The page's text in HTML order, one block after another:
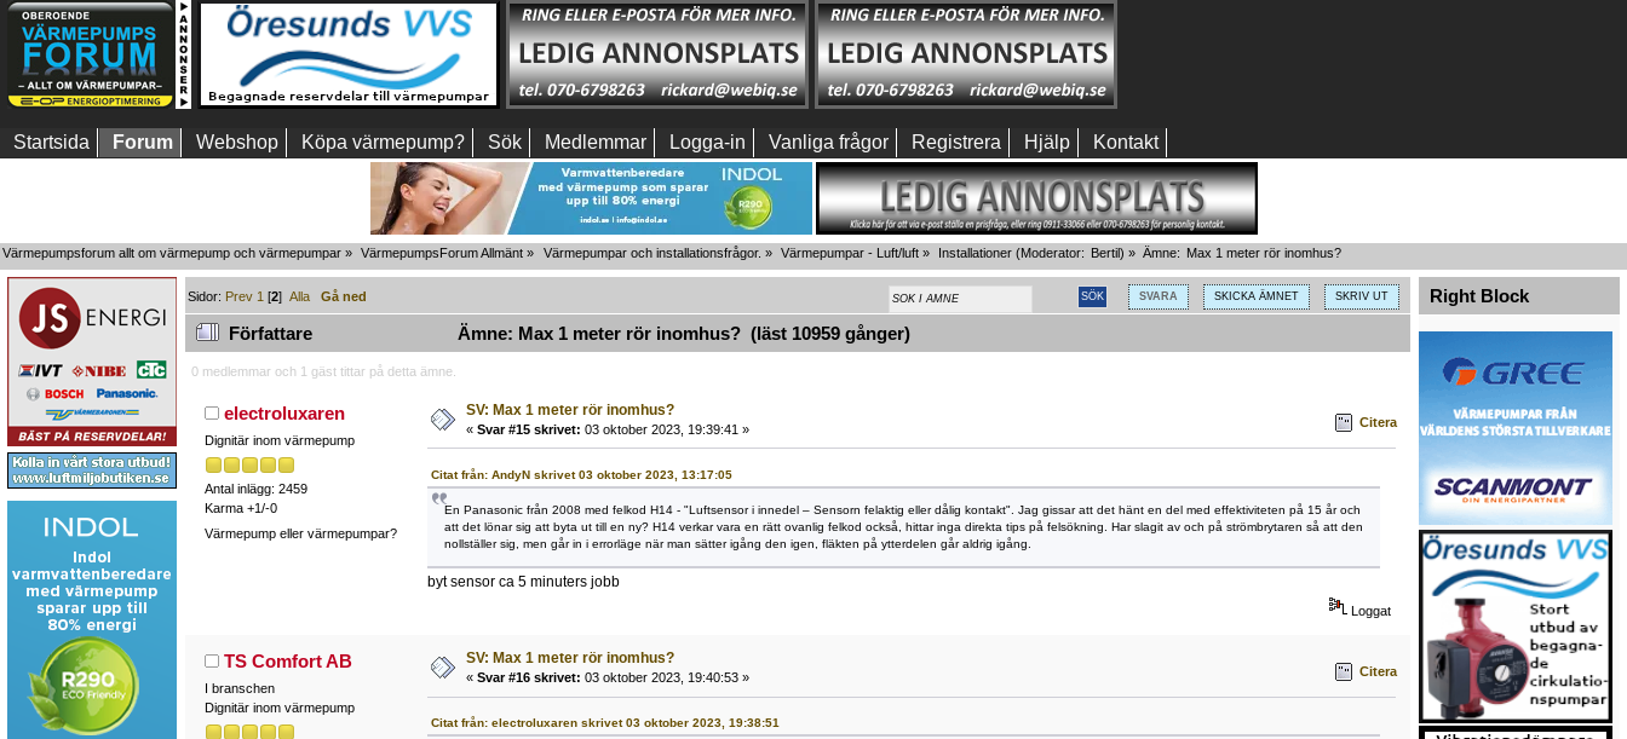
Startsida Forum Webshop Köpa värmepump? Sök Medlemmar Logga-in Vanliga frågor Registrera Hjälp Kontakt
Värmepumpsforum allt om värmepump och värmepumpar » VärmepumpsForum Allmänt » Värmepumpar och installationsfrågor. » Värmepumpar - Luft/luft» Installationer (Moderator: Bertil) » Ämne: Max 1 meter rör inomhus?
SVARA SKICKA ÄMNET SKRIV UT
Sidor: Prev 1 [2]Alla Gå ned
Författare Ämne: Max 1 meter rör inomhus? (läst 10959 gånger)
0 medlemmar och 1 gäst tittar på detta ämne.
electroluxaren
Dignitär inom värmepump
Antal inlägg: 2459
Karma +1/-0
Värmepump eller värmepumpar?
SV: Max 1 meter rör inomhus?
« Svar #15 skrivet: 03 oktober 2023, 19:39:41 » Citera
Citat från: AndyN skrivet 03 oktober 2023, 13:17:05
En Panasonic från 2008 med felkod H14 - "Luftsensor i innedel – Sensorn felaktig eller dålig kontakt". Jag gissar att det hänt en del med effektiviteten på 15 år och
att det lönar sig att byta ut till en ny? H14 verkar vara en rätt ovanlig felkod också, hittar inga direkta tips på felsökning. Har slagit av och på strömbrytaren så att den
nollställer sig, men går in i errorläge när man sätter igång den igen, fläkten på ytterdelen går aldrig igång.
byt sensor ca 5 minuters jobb
Loggat
TS Comfort AB
I branschen
Dignitär inom värmepump
SV: Max 1 meter rör inomhus?
« Svar #16 skrivet: 03 oktober 2023, 19:40:53 » Citera
Citat från: electroluxaren skrivet 03 oktober 2023, 19:38:51
Right Block